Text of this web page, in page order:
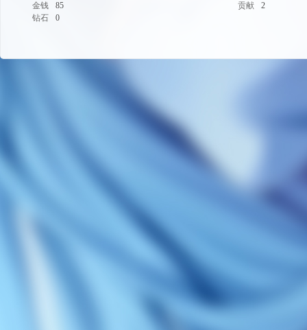
金钱
85 贡献
2
钻石
0